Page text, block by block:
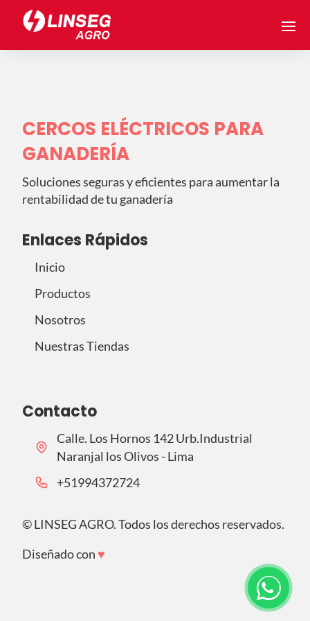
CERCOS ELÉCTRICOS PARA
GANADERÍA
Soluciones seguras y eficientes para aumentar la
rentabilidad de tu ganadería
Enlaces Rápidos
Inicio
Productos
Nosotros
Nuestras Tiendas
Contacto
Calle. Los Hornos 142 Urb.Industrial
Naranjal los Olivos - Lima
‪+51994372724‬
©LINSEG AGRO. Todos los derechos reservados.
Diseñado con ♥